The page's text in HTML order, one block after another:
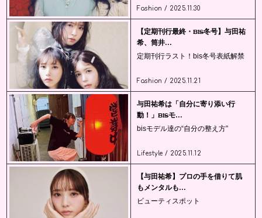
Fashion / 2025.11.30
【定期刊行最終・bis冬号】与田祐
希、筒井...
定期刊行ラスト！bis冬号表紙解禁
Fashion / 2025.11.21
与田祐希は「自分に寄り添い行
動！」bisモ...
bisモデル達の“自分の整え方”
Lifestyle / 2025.11.12
【与田祐希】プロの手を借りて肌
もメンタルも...
ビューティスポット